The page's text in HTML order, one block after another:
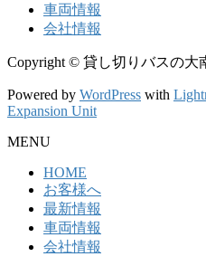
車両情報
会社情報
Copyright © 貸し切りバスの大
Powered by WordPress with
Expansion Unit
MENU
HOME
お客様へ
最新情報
車両情報
会社情報